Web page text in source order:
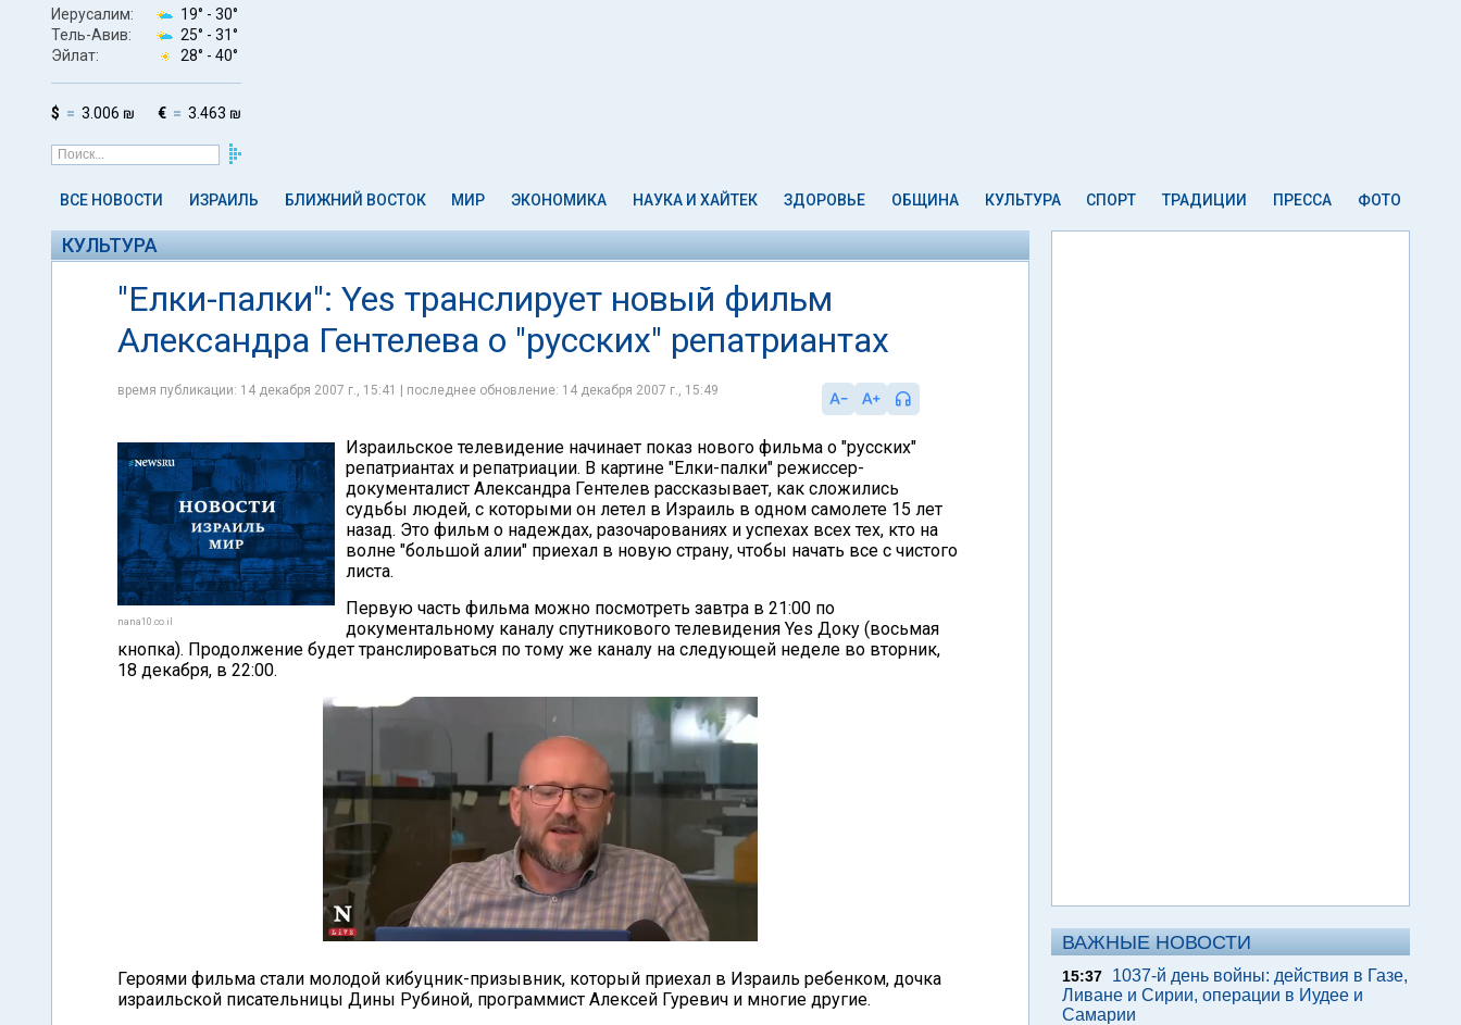
Иерусалим: 19° - 30°
Тель-Авив:
25° - 31°
Эйлат:
28° - 40°
$ 3.006 ₪ € 3.463 ₪
ВСЕ НОВОСТИ ИЗРАИЛЬ БЛИЖНИЙ ВОСТОК МИР ЭКОНОМИКА НАУКА И ХАЙТЕК ЗДОРОВЬЕ ОБЩИНА КУЛЬТУРА СПОРТ ТРАДИЦИИ ПРЕССА ФОТО
КУЛЬТУРА
"Елки-палки": Yes транслирует новый фильм
Александра Гентелева о "русских" репатриантах
время публикации: 14 декабря 2007 г., 15:41 | последнее обновление: 14 декабря 2007 г., 15:49
nana10.co.il
Израильское телевидение начинает показ нового фильма о "русских"
репатриантах и репатриации. В картине "Елки-палки" режиссер-
документалист Александра Гентелев рассказывает, как сложились
судьбы людей, с которыми он летел в Израиль в одном самолете 15 лет
назад. Это фильм о надеждах, разочарованиях и успехах всех тех, кто на
волне "большой алии" приехал в новую страну, чтобы начать все с чистого
листа.
Первую часть фильма можно посмотреть завтра в 21:00 по
документальному каналу спутникового телевидения Yes Доку (восьмая
кнопка). Продолжение будет транслироваться по тому же каналу на следующей неделе во вторник,
18 декабря, в 22:00.
Героями фильма стали молодой кибуцник-призывник, который приехал в Израиль ребенком, дочка
израильской писательницы Дины Рубиной, программист Алексей Гуревич и многие другие.
ВАЖНЫЕ НОВОСТИ
15:37
1037-й день войны: действия в Газе,
Ливане и Сирии, операции в Иудее и
Самарии